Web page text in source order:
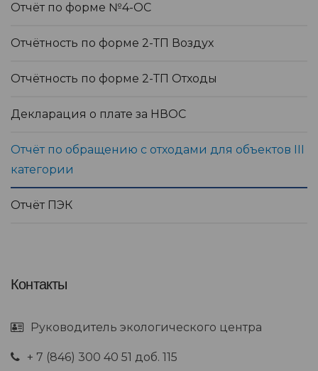
Отчёт по форме №4-ОС
Отчётность по форме 2-ТП Воздух
Отчётность по форме 2-ТП Отходы
Декларация о плате за НВОС
Отчёт по обращению с отходами для объектов III
категории
Отчёт ПЭК
Контакты
Руководитель экологического центра
+ 7 (846) 300 40 51 доб. 115